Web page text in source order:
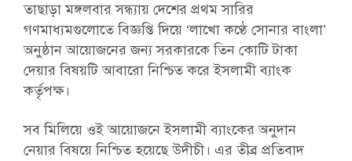
তাছাড়া মঙ্গলবার সন্ধ্যায় দেশের প্রথম সারির
গণমাধ্যমগুলোতে বিজ্ঞপ্তি দিয়ে ‘লাখো কণ্ঠে সোনার বাংলা’
অনুষ্ঠান আয়োজনের জন্য সরকারকে তিন কোটি টাকা
দেয়ার বিষয়টি আবারো নিশ্চিত করে ইসলামী ব্যাংক
কর্তৃপক্ষ।
সব মিলিয়ে ওই আয়োজনে ইসলামী ব্যাংকের অনুদান
নেয়ার বিষয়ে নিশ্চিত হয়েছে উদীচী। এর তীব্র প্রতিবাদ